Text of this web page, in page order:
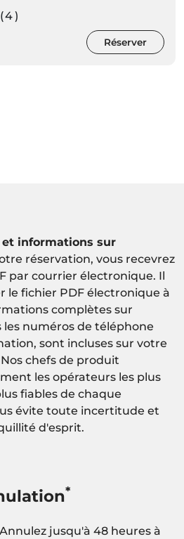
Réserver
informations sur
réservation, vous recevrez
par courrier électronique. Il
le fichier PDF électronique à
complètes sur
numéros de téléphone
sont incluses sur votre
chefs de produit
les opérateurs les plus
fiables de chaque
évite toute incertitude et
d'esprit.
*
jusqu'à 48 heures à